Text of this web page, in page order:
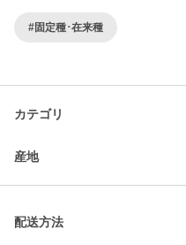
#固定種･在来種
カテゴリ
産地
配送方法